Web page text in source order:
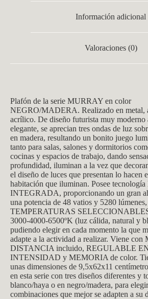
Información adicional
Valoraciones (0)
Plafón de la serie MURRAY en color
NEGRO/MADERA. Realizado en metal,
acrílico. De diseño futurista muy moderno
elegante, se aprecian tres ondas de luz
en madera, resultando un bonito juego
tanto para salas, salones y dormitorios
cocinas y espacios de trabajo, dando
profundidad, iluminan a la vez que
el diseño de luces que presentan lo hacen
habitación que iluminan. Posee
INTEGRADA, proporcionando un gran
una potencia de 48 vatios y 5280
TEMPERATURAS
3000-4000-6500ºK (luz cálida, natural y
pudiendo elegir en cada momento la que
adapte a la actividad a realizar. Viene
DISTANCIA incluido, REGULABLE
INTENSIDAD y MEMORIA de color.
unas dimensiones de 9,5x62x11
en esta serie con tres diseños diferentes y
blanco/haya o en negro/madera, para
combinaciones que mejor se adapten a su